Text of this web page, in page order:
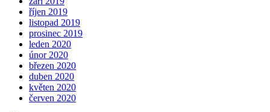
říjen 2019
listopad 2019
prosinec 2019
leden 2020
únor 2020
březen 2020
duben 2020
květen 2020
červen 2020